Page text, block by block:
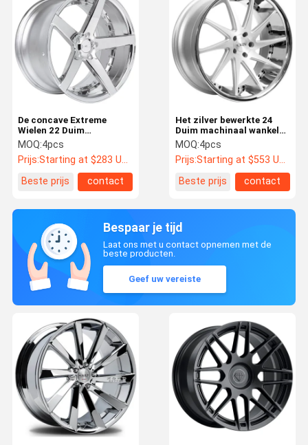
De concave Extreme
Wielen 22 Duim
Gewankelde Randen 7-
13J van Chrome
MOQ:4pcs
Prijs:Starting at $283 US Dollars ea
Beste prijs
contact
Het zilver bewerkte 24
Duim machinaal wankelde
Randen met Chrome-Lip
ISO 9001
MOQ:4pcs
Prijs:Starting at $553 US Dollars ea
Beste prijs
contact
Bespaar je tijd
Laat ons met u contact opnemen met de
beste producten.
Geef uw vereiste